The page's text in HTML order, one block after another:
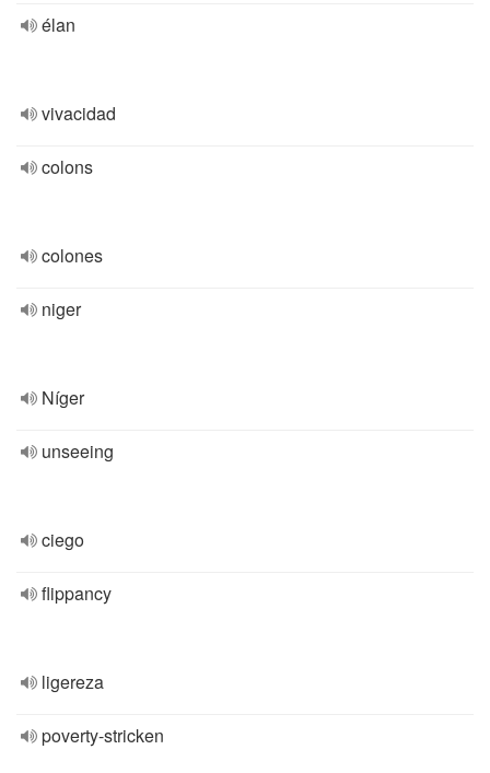
élan
vivacidad
colons
colones
niger
Níger
unseeing
ciego
flippancy
ligereza
poverty-stricken